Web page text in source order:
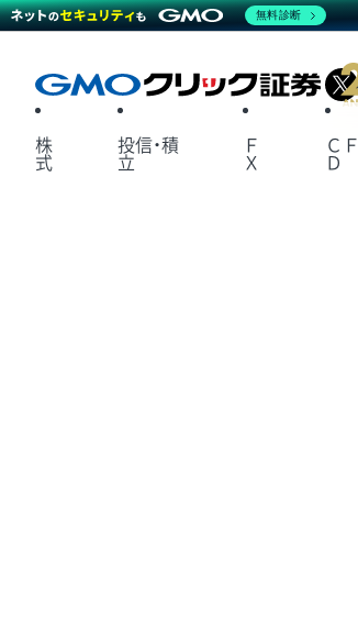
株
式
投信・積
立
Ｆ
Ｘ
ＣＦ
Ｄ
無料診断